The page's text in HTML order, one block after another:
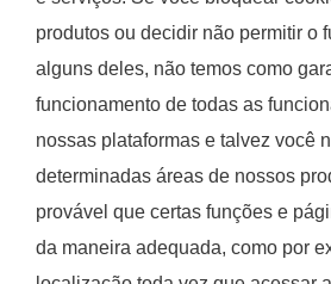
e serviços. Se você bloquear
produtos ou decidir não permitir o
alguns deles, não temos como
funcionamento de todas as
nossas plataformas e talvez você
determinadas áreas de nossos
provável que certas funções e
da maneira adequada, como por